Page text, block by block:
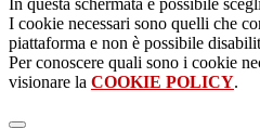
I cookie necessari sono quelli che
piattaforma e non è possibile
Per conoscere quali sono i cookie
visionare la COOKIE POLICY.